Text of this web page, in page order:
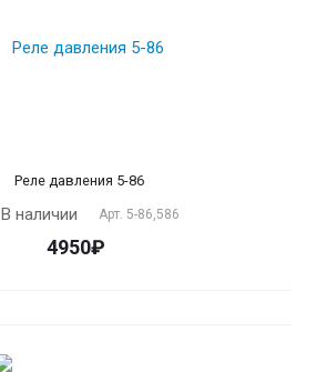
Реле давления 5-86
В наличии Арт. 5-86,586
4950₽